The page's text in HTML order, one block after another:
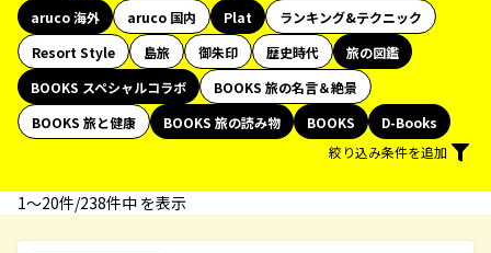
aruco 海外
aruco 国内 Plat
ランキング&テクニック
Resort Style
島旅 御朱印 歴史時代
旅の図鑑
BOOKS スペシャルコラボ
BOOKS 旅の名言＆絶景
BOOKS 旅と健康
BOOKS 旅の読み物 BOOKS
D-Books
絞り込み条件を追加
1〜20件/238件中 を表示